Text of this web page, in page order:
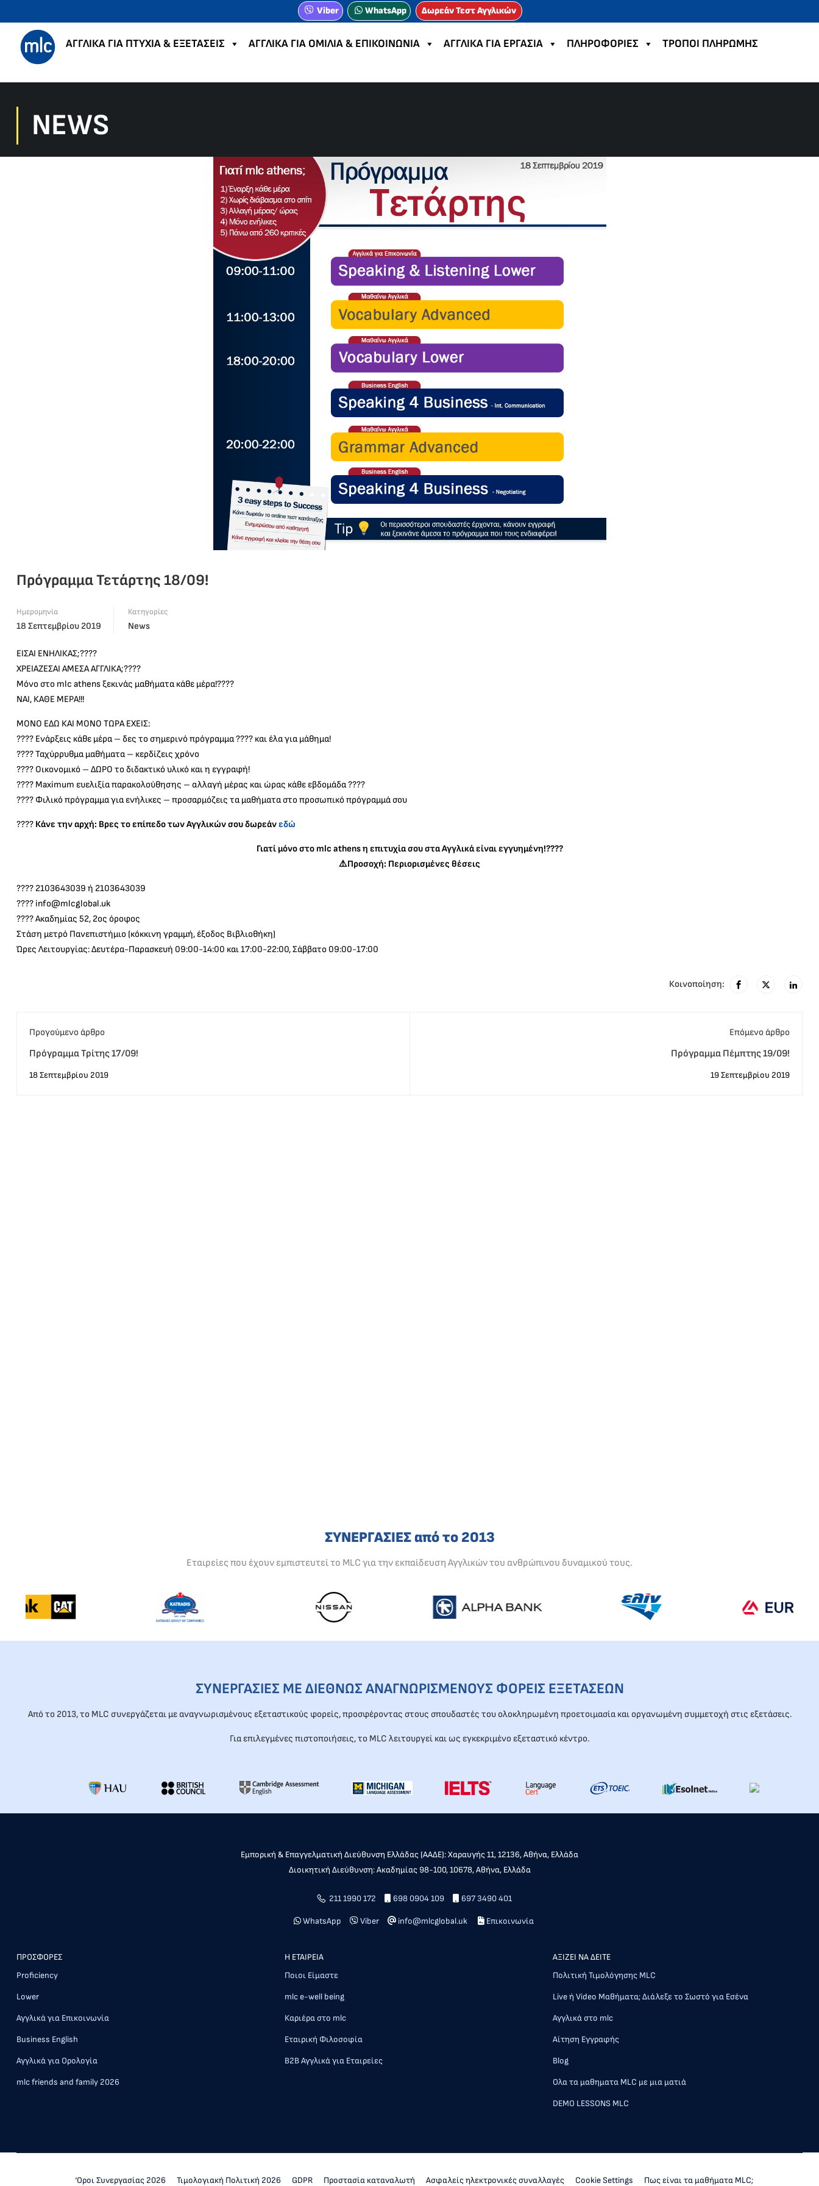
Viber WhatsApp Δωρεάν Τεστ Αγγλικών
ΑΓΓΛΙΚΑ ΓΙΑ ΠΤΥΧΙΑ & ΕΞΕΤΑΣΕΙΣ ΑΓΓΛΙΚΑ ΓΙΑ ΟΜΙΛΙΑ & ΕΠΙΚΟΙΝΩΝΙΑ ΑΓΓΛΙΚΑ ΓΙΑ ΕΡΓΑΣΙΑ ΠΛΗΡΟΦΟΡΙΕΣ TΡΟΠΟΙ ΠΛΗΡΩΜΗΣ
NEWS
Πρόγραμμα Τετάρτης 18/09!
Ημερομηνία
18 Σεπτεμβρίου 2019
Κατηγορίες
News
ΕΙΣΑΙ ΕΝΗΛΙΚΑΣ;????
ΧΡΕΙΑΖΕΣΑΙ ΑΜΕΣΑ ΑΓΓΛΙΚΑ;????
Μόνο στο mlc athens ξεκινάς μαθήματα κάθε μέρα!????
ΝΑΙ, ΚΑΘΕ ΜΕΡΑ!!!
ΜΟΝΟ ΕΔΩ ΚΑΙ ΜΟΝΟ ΤΩΡΑ ΕΧΕΙΣ:
???? Ενάρξεις κάθε μέρα – δες το σημερινό πρόγραμμα ???? και έλα για μάθημα!
???? Ταχύρρυθμα μαθήματα – κερδίζεις χρόνο
???? Οικονομικό – ΔΩΡΟ το διδακτικό υλικό και η εγγραφή!
???? Maximum ευελιξία παρακολούθησης – αλλαγή μέρας και ώρας κάθε εβδομάδα ????
???? Φιλικό πρόγραμμα για ενήλικες – προσαρμόζεις τα μαθήματα στο προσωπικό πρόγραμμά σου
???? Κάνε την αρχή: Βρες το επίπεδο των Αγγλικών σου δωρεάνεδώ
Γιατί μόνο στο mlc athens η επιτυχία σου στα Αγγλικά είναι εγγυημένη!????
⚠️Προσοχή: Περιορισμένες θέσεις
???? 2103643039 ή 2103643039
???? info@mlcglobal.uk
???? Ακαδημίας 52, 2ος όροφος
Στάση μετρό Πανεπιστήμιο (κόκκινη γραμμή, έξοδος Βιβλιοθήκη)
Ώρες Λειτουργίας: Δευτέρα-Παρασκευή 09:00-14:00 και 17:00-22:00, Σάββατο 09:00-17:00
Κοινοποίηση:
Προγούμενο άρθρο
Πρόγραμμα Τρίτης 17/09!
18 Σεπτεμβρίου 2019
Eπόμενο άρθρο
Πρόγραμμα Πέμπτης 19/09!
19 Σεπτεμβρίου 2019
ΣΥΝΕΡΓΑΣΙΕΣ από το 2013
Εταιρείες που έχουν εμπιστευτεί το MLC για την εκπαίδευση Αγγλικών του ανθρώπινου δυναμικού τους.
ΣΥΝΕΡΓΑΣΙΕΣ ΜΕ ΔΙΕΘΝΩΣ ΑΝΑΓΝΩΡΙΣΜΕΝΟΥΣ ΦΟΡΕΙΣ ΕΞΕΤΑΣΕΩΝ
Από το 2013, το MLC συνεργάζεται με αναγνωρισμένους εξεταστικούς φορείς, προσφέροντας στους σπουδαστές του ολοκληρωμένη προετοιμασία και οργανωμένη συμμετοχή στις εξετάσεις.
Για επιλεγμένες πιστοποιήσεις, το MLC λειτουργεί και ως εγκεκριμένο εξεταστικό κέντρο.
Εμπορική & Επαγγελματική Διεύθυνση Ελλάδας (ΑΑΔΕ): Χαραυγής 11, 12136, Αθήνα, Ελλάδα
Διοικητική Διεύθυνση: Ακαδημίας 98-100, 10678, Αθήνα, Ελλάδα
211 1990 172 698 0904 109 697 3490 401
WhatsApp Viber info@mlcglobal.uk Επικοινωνία
ΠΡΟΣΦΟΡΕΣ
Proficiency
Lower
Αγγλικά για Επικοινωνία
Business English
Αγγλικά για Ορολογία
mlc friends and family 2026
Η ΕΤΑΙΡΕΙΑ
Ποιοι Είμαστε
mlc e-well being
Καριέρα στο mlc
Εταιρική Φιλοσοφία
Β2Β Αγγλικά για Εταιρείες
AΞΙΖΕΙ ΝΑ ΔΕΙΤΕ
Πολιτική Τιμολόγησης MLC
Live ή Video Μαθήματα; Διάλεξε το Σωστό για Εσένα
Αγγλικά στο mlc
Αίτηση Εγγραφής
Blog
Ολα τα μαθηματα MLC με μια ματιά
DEMO LESSONS MLC
‘Οροι Συνεργασίας 2026 Τιμολογιακή Πολιτική 2026 GDPR Προστασία καταναλωτή Ασφαλείς ηλεκτρονικές συναλλαγές Cookie Settings Πως είναι τα μαθήματα MLC;